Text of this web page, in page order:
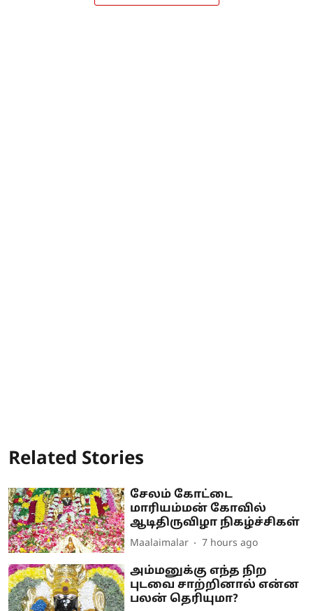
Related Stories
சேலம் கோட்டை
மாரியம்மன் கோவில்
ஆடிதிருவிழா நிகழ்ச்சிகள்
Maalaimalar 7 hours ago
அம்மனுக்கு எந்த நிற
புடவை சாற்றினால் என்ன
பலன் தெரியுமா?